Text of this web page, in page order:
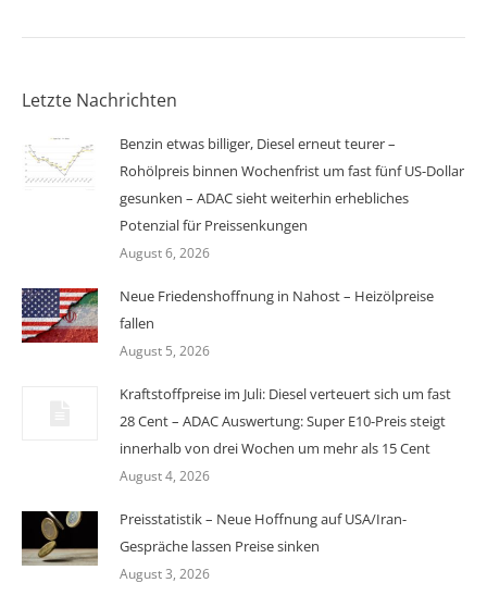
Letzte Nachrichten
Benzin etwas billiger, Diesel erneut teurer –
Rohölpreis binnen Wochenfrist um fast fünf US-Dollar
gesunken – ADAC sieht weiterhin erhebliches
Potenzial für Preissenkungen
August 6, 2026
Neue Friedenshoffnung in Nahost – Heizölpreise
fallen
August 5, 2026
Kraftstoffpreise im Juli: Diesel verteuert sich um fast
28 Cent – ADAC Auswertung: Super E10-Preis steigt
innerhalb von drei Wochen um mehr als 15 Cent
August 4, 2026
Preisstatistik – Neue Hoffnung auf USA/Iran-
Gespräche lassen Preise sinken
August 3, 2026